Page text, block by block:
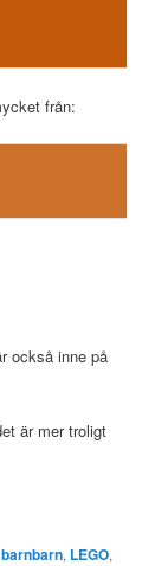
från:
också inne på
är mer troligt
barnbarn, LEGO,